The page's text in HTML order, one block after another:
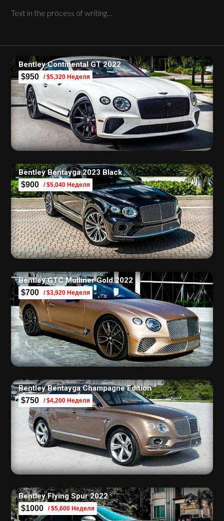
Text in the process of writing…
Bentley Continental GT 2022
$950 / $5,320 Неделя
Bentley Bentayga 2023 Black
$900 / $5,040 Неделя
Bentley GTC Mulliner Gold 2022
$700 / $3,920 Неделя
Bentley Bentayga Champagne Edition
$750 / $4,200 Неделя
Bentley Flying Spur 2022
$1000 / $5,600 Неделя